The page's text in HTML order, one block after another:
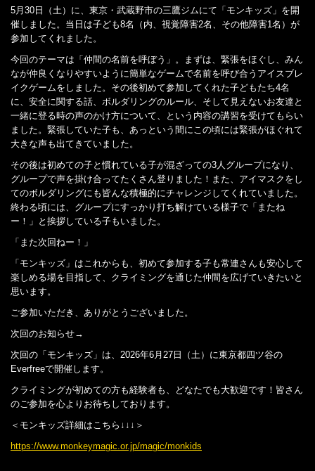
5月30日（土）に、東京・武蔵野市の三鷹ジムにて「モンキッズ」を開
催しました。当日は子ども8名（内、視覚障害2名、その他障害1名）が
参加してくれました。
今回のテーマは「仲間の名前を呼ぼう」。まずは、緊張をほぐし、みん
なが仲良くなりやすいように簡単なゲームで名前を呼び合うアイスブレ
イクゲームをしました。その後初めて参加してくれた子どもたち4名
に、安全に関する話、ボルダリングのルール、そして見えないお友達と
一緒に登る時の声のかけ方について、という内容の講習を受けてもらい
ました。緊張していた子も、あっという間にこの頃には緊張がほぐれて
大きな声も出てきていました。
その後は初めての子と慣れている子が混ざっての3人グループになり、
グループで声を掛け合ってたくさん登りました！また、アイマスクをし
てのボルダリングにも皆んな積極的にチャレンジしてくれていました。
終わる頃には、グループにすっかり打ち解けている様子で「またね
ー！」と挨拶している子もいました。
「また次回ねー！」
「モンキッズ」はこれからも、初めて参加する子も常連さんも安心して
楽しめる場を目指して、クライミングを通じた仲間を広げていきたいと
思います。
ご参加いただき、ありがとうございました。
次回のお知らせ→
次回の「モンキッズ」は、2026年6月27日（土）に東京都四ツ谷の
Everfreeで開催します。
クライミングが初めての方も経験者も、どなたでも大歓迎です！皆さん
のご参加を心よりお待ちしております。
＜モンキッズ詳細はこちら↓↓↓＞
https://www.monkeymagic.or.jp/magic/monkids